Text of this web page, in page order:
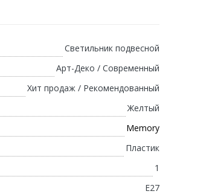
Светильник подвесной
Арт-Деко / Современный
Хит продаж / Рекомендованный
Желтый
Memory
Пластик
1
E27